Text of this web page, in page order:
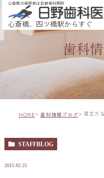
心斎橋の歯医者は日野歯科医院
心斎橋、四ツ橋駅からすぐ
歯科
HOME 歯科情報ブログ 目立た
STAFFBLOG
2015.02.25